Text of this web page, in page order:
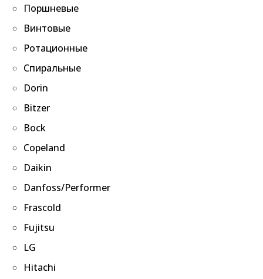
Поршневые
Винтовые
Ротационные
Спиральные
Dorin
Bitzer
Bock
Copeland
Daikin
Danfoss/Performer
Frascold
Fujitsu
LG
Hitachi